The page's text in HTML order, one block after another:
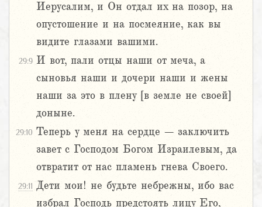
Иерусалим, и Он отдал их на позор, на
опустошение и на посмеяние, как вы
видите глазами вашими.
29:9 И вот, пали отцы наши от меча, а
сыновья наши и дочери наши и жены
наши за это в плену [в земле не своей]
доныне.
29:10 Теперь у меня на сердце – заключить
завет с Господом Богом Израилевым, да
отвратит от нас пламень гнева Своего.
29:11 Дети мои! не будьте небрежны, ибо вас
избрал Господь предстоять лицу Его,